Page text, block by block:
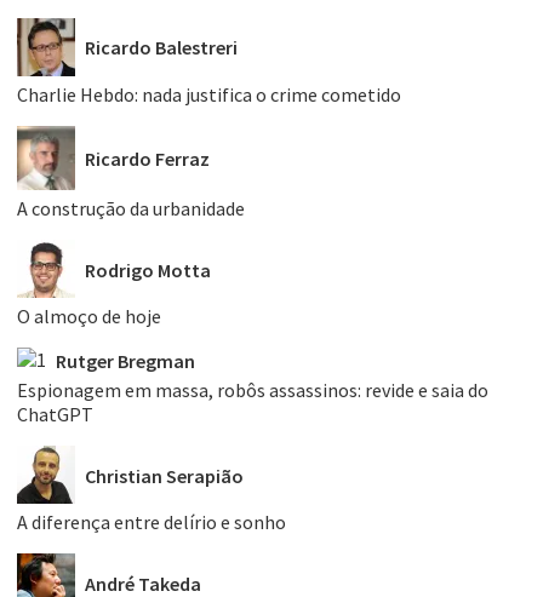
Ricardo Balestreri
Charlie Hebdo: nada justifica o crime cometido
Ricardo Ferraz
A construção da urbanidade
Rodrigo Motta
O almoço de hoje
Rutger Bregman
Espionagem em massa, robôs assassinos: revide e saia do
ChatGPT
Christian Serapião
A diferença entre delírio e sonho
André Takeda